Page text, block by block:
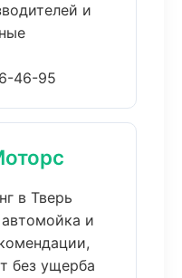
и
46-95
в Тверь
и
без ущерба